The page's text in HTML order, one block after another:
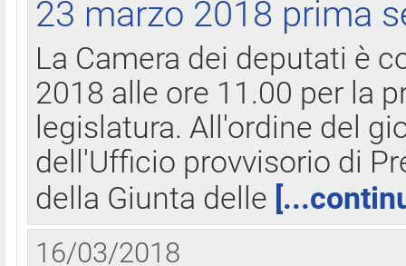
23 marzo 2018 prima
La Camera dei deputati è
2018 alle ore 11.00 per la
legislatura. All'ordine del
dell'Ufficio provvisorio di
della Giunta delle
16/03/2018